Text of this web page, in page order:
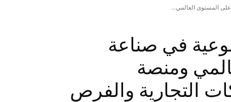
المستوى العالمي...
في صناعة
ومنصة
التجارية والفرص